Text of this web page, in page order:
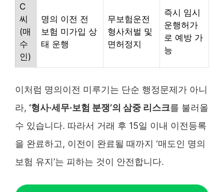
C
씨
(매
수
인)
명의 이전 전
보험 미가입 상
태 운행
무보험운전
형사처벌 및
면허정지
즉시 임시
운행허가
로 예방 가
능
이처럼 명의이전 미루기는 단순 행정문제가 아니
라, ‘형사·세무·보험 분쟁’의 삼중 리스크를 불러올
수 있습니다. 따라서 거래 후 15일 이내 이전등록
을 완료하고, 이전이 완료될 때까지 ‘매도인 명의
보험 유지’는 피하는 것이 안전합니다.